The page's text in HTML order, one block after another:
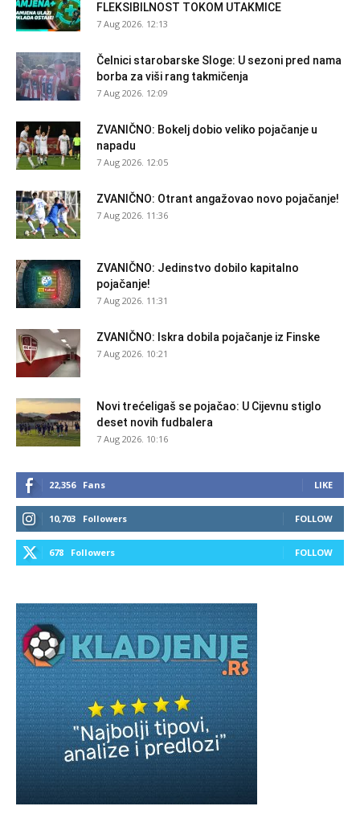
FLEKSIBILNOST TOKOM UTAKMICE
7 Aug 2026. 12:13
Čelnici starobarske Sloge: U sezoni pred nama
borba za viši rang takmičenja
7 Aug 2026. 12:09
ZVANIČNO: Bokelj dobio veliko pojačanje u
napadu
7 Aug 2026. 12:05
ZVANIČNO: Otrant angažovao novo pojačanje!
7 Aug 2026. 11:36
ZVANIČNO: Jedinstvo dobilo kapitalno
pojačanje!
7 Aug 2026. 11:31
ZVANIČNO: Iskra dobila pojačanje iz Finske
7 Aug 2026. 10:21
Novi trećeligaš se pojačao: U Cijevnu stiglo
deset novih fudbalera
7 Aug 2026. 10:16
22,356 Fans LIKE
10,703 Followers FOLLOW
678 Followers FOLLOW